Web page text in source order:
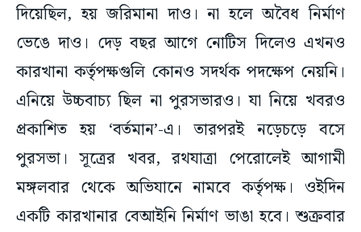
দিয়েছিল, হয় জরিমানা দাও। না হলে অবৈধ নির্মাণ
ভেঙে দাও। দেড় বছর আগে নোটিস দিলেও এখনও
কারখানা কর্তৃপক্ষগুলি কোনও সদর্থক পদক্ষেপ নেয়নি।
এনিয়ে উচ্চবাচ্য ছিল না পুরসভারও। যা নিয়ে খবরও
প্রকাশিত হয় ‘বর্তমান’-এ। তারপরই নড়েচড়ে বসে
পুরসভা। সূত্রের খবর, রথযাত্রা পেরোলেই আগামী
মঙ্গলবার থেকে অভিযানে নামবে কর্তৃপক্ষ। ওইদিন
একটি কারখানার বেআইনি নির্মাণ ভাঙা হবে। শুক্রবার